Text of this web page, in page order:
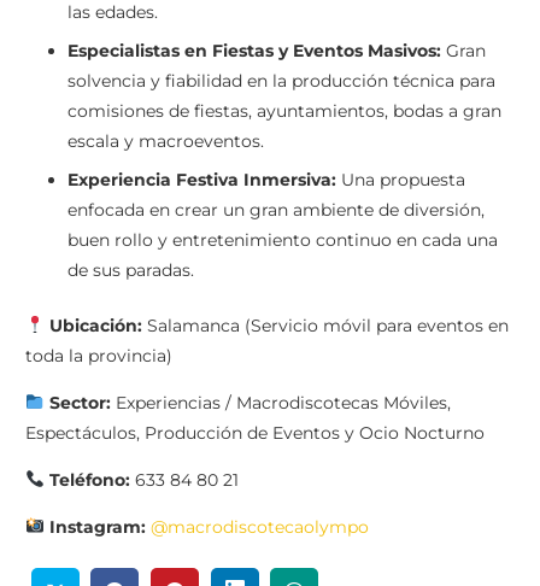
las edades.
Especialistas en Fiestas y Eventos Masivos: Gran
solvencia y fiabilidad en la producción técnica para
comisiones de fiestas, ayuntamientos, bodas a gran
escala y macroeventos.
Experiencia Festiva Inmersiva: Una propuesta
enfocada en crear un gran ambiente de diversión,
buen rollo y entretenimiento continuo en cada una
de sus paradas.
Ubicación:Salamanca (Servicio móvil para eventos en
toda la provincia)
Sector:Experiencias / Macrodiscotecas Móviles,
Espectáculos, Producción de Eventos y Ocio Nocturno
Teléfono:633 84 80 21
Instagram: @macrodiscotecaolympo